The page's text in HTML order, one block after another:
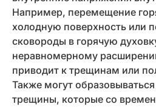
Например, перемещение
холодную поверхность или
сковороды в горячую
неравномерному
приводит к трещинам или
Также могут
трещины, которые со